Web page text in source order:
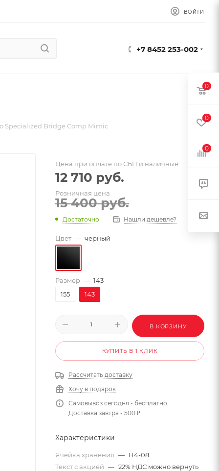
ВОЙТИ
+7 8452 253-002
Specialized Bridge Comp Mimic
Цена при оплате по СБП и наличные
12 710 руб.
Розничная цена
15 400руб.
Достаточно Нашли дешевле?
Цвет — черный
Размер — 143
155
143
В КОРЗИНУ
КУПИТЬ В 1 КЛИК
Рассчитать доставку
Хочу в подарок
Самовывоз сегодня - бесплатно
Доставка завтра - 500 ₽
Характеристики
Ячейка хранения — H4-08
Текст с акцией — 22% НДС можно вернуть
0
0
0